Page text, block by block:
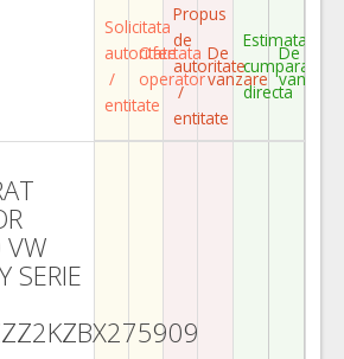
Solicitata
autoritate
/
entitate
Ofertata
operator
Propus
de
autoritate
/
entitate
De
vanzare
Estimata
cumparare
directa
De
vanzare
SERIE